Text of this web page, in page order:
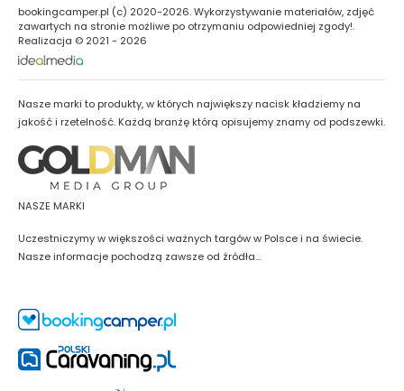
bookingcamper.pl (c) 2020-2026. Wykorzystywanie materiałów, zdjęć
zawartych na stronie możliwe po otrzymaniu odpowiedniej zgody!.
Realizacja © 2021 - 2026
Nasze marki to produkty, w których największy nacisk kładziemy na
jakość i rzetelność. Każdą branżę którą opisujemy znamy od podszewki.
NASZE MARKI
Uczestniczymy w większości ważnych targów w Polsce i na świecie.
Nasze informacje pochodzą zawsze od źródła...